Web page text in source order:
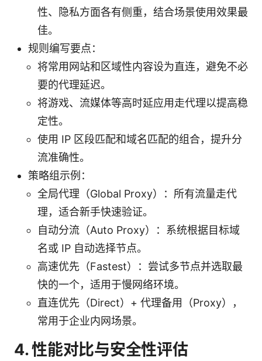
性、隐私方面各有侧重，结合场景使用效果最
佳。
规则编写要点：
将常用网站和区域性内容设为直连，避免不必
要的代理延迟。
将游戏、流媒体等高时延应用走代理以提高稳
定性。
使用 IP 区段匹配和域名匹配的组合，提升分
流准确性。
策略组示例：
全局代理（Global Proxy）：所有流量走代
理，适合新手快速验证。
自动分流（Auto Proxy）：系统根据目标域
名或 IP 自动选择节点。
高速优先（Fastest）：尝试多节点并选取最
快的一个，适用于慢网络环境。
直连优先（Direct）+ 代理备用（Proxy），
常用于企业内网场景。
4. 性能对比与安全性评估